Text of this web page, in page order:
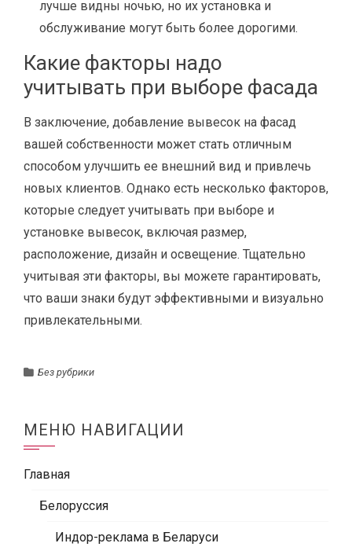
лучше видны ночью, но их установка и
обслуживание могут быть более дорогими.
Какие факторы надо
учитывать при выборе фасада
В заключение, добавление вывесок на фасад
вашей собственности может стать отличным
способом улучшить ее внешний вид и привлечь
новых клиентов. Однако есть несколько факторов,
которые следует учитывать при выборе и
установке вывесок, включая размер,
расположение, дизайн и освещение. Тщательно
учитывая эти факторы, вы можете гарантировать,
что ваши знаки будут эффективными и визуально
привлекательными.
Без рубрики
МЕНЮ НАВИГАЦИИ
Главная
Белоруссия
Индор-реклама в Беларуси